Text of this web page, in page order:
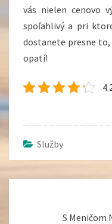
vás nielen cenovo
spoľahlivý a pri
dostanete presne to,
opatí!
Služby
S Meničom